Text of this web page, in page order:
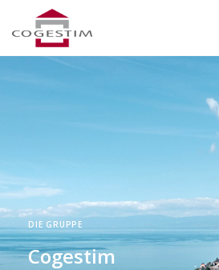
DIE GRUPPE
Cogestim